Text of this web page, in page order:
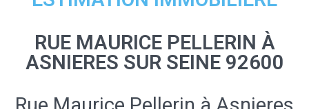
RUE MAURICE PELLERIN À
ASNIERES SUR SEINE 92600